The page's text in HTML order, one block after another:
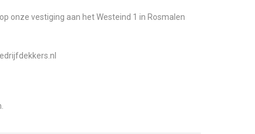
onze vestiging aan het Westeind 1 in Rosmalen